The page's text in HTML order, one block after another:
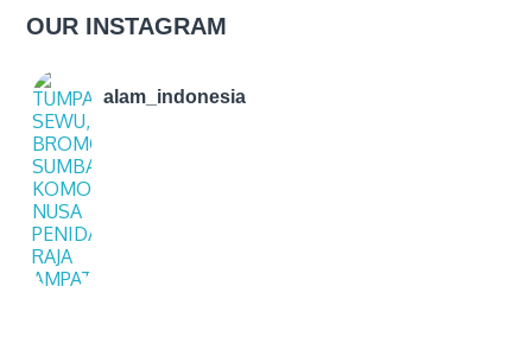
OUR INSTAGRAM
alam_indonesia